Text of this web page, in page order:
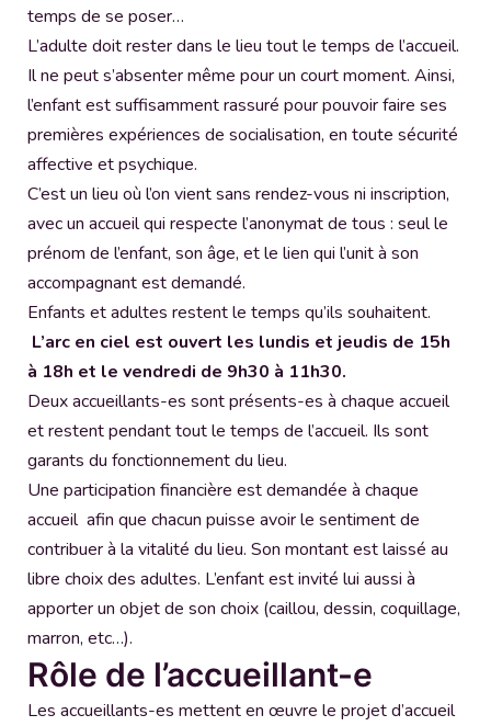
temps de se poser…
L’adulte doit rester dans le lieu tout le temps de l’accueil.
Il ne peut s’absenter même pour un court moment. Ainsi,
l’enfant est suffisamment rassuré pour pouvoir faire ses
premières expériences de socialisation, en toute sécurité
affective et psychique.
C’est un lieu où l’on vient sans rendez-vous ni inscription,
avec un accueil qui respecte l’anonymat de tous : seul le
prénom de l’enfant, son âge, et le lien qui l’unit à son
accompagnant est demandé.
Enfants et adultes restent le temps qu’ils souhaitent.
L’arc en ciel est ouvert les lundis et jeudis de 15h
à 18h et le vendredi de 9h30 à 11h30.
Deux accueillants-es sont présents-es à chaque accueil
et restent pendant tout le temps de l’accueil. Ils sont
garants du fonctionnement du lieu.
Une participation financière est demandée à chaque
accueil afin que chacun puisse avoir le sentiment de
contribuer à la vitalité du lieu. Son montant est laissé au
libre choix des adultes. L’enfant est invité lui aussi à
apporter un objet de son choix (caillou, dessin, coquillage,
marron, etc…).
Rôle de l’accueillant-e
Les accueillants-es mettent en œuvre le projet d’accueil